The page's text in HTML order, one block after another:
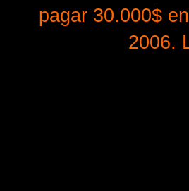
pagar 30.000$
2006.